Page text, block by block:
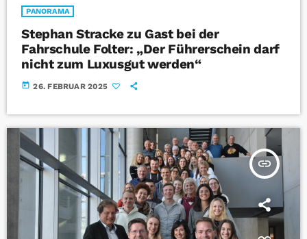
PANORAMA
Stephan Stracke zu Gast bei der
Fahrschule Folter: „Der Führerschein darf
nicht zum Luxusgut werden“
today 26. FEBRUAR 2025
insert_link